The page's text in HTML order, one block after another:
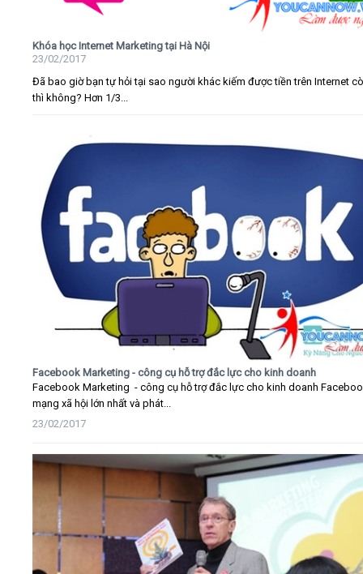
Khóa học Internet Marketing tại Hà Nội
23/02/2017
Đã bao giờ bạn tự hỏi tại sao người khác kiếm được tiền trên Internet
thì không? Hơn 1/3...
Facebook Marketing - công cụ hỗ trợ đắc lực cho kinh doanh
Facebook Marketing - công cụ hỗ trợ đắc lực cho kinh doanh
mạng xã hội lớn nhất và phát...
23/02/2017